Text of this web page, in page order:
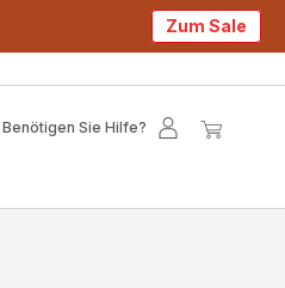
Zum Sale
Benötigen Sie Hilfe?
Mein